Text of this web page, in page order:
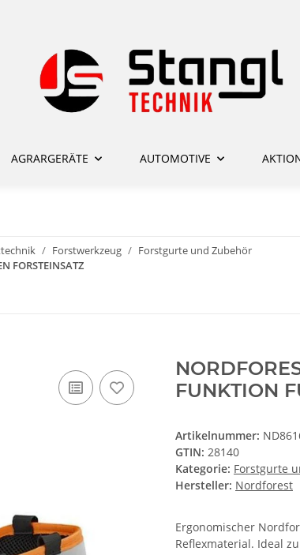
AGRARGERÄTE AUTOMOTIVE
Forstwerkzeug
Forstgurte und Zubehör
FORSTEINSATZ
FUNKTION
Artikelnummer:
GTIN: 28140
Kategorie: Forstgurte
Hersteller: Nordforest
Ergonomischer
Reflexmaterial. Ideal